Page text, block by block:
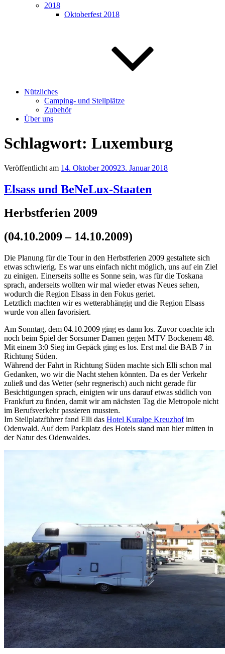
2018
Oktoberfest 2018
Nützliches
Camping- und Stellplätze
Zubehör
Über uns
Schlagwort: Luxemburg
Veröffentlicht am 14. Oktober 200923. Januar 2018
Elsass und BeNeLux-Staaten
Herbstferien 2009
(04.10.2009 – 14.10.2009)
Die Planung für die Tour in den Herbstferien 2009 gestaltete sich
etwas schwierig. Es war uns einfach nicht möglich, uns auf ein Ziel
zu einigen. Einerseits sollte es Sonne sein, was für die Toskana
sprach, anderseits wollten wir mal wieder etwas Neues sehen,
wodurch die Region Elsass in den Fokus geriet.
Letztlich machten wir es wetterabhängig und die Region Elsass
wurde von allen favorisiert.
Am Sonntag, dem 04.10.2009 ging es dann los. Zuvor coachte ich
noch beim Spiel der Sorsumer Damen gegen MTV Bockenem 48.
Mit einem 3:0 Sieg im Gepäck ging es los. Erst mal die BAB 7 in
Richtung Süden.
Während der Fahrt in Richtung Süden machte sich Elli schon mal
Gedanken, wo wir die Nacht stehen könnten. Da es der Verkehr
zuließ und das Wetter (sehr regnerisch) auch nicht gerade für
Besichtigungen sprach, einigten wir uns darauf etwas südlich von
Frankfurt zu finden, damit wir am nächsten Tag die Metropole nicht
im Berufsverkehr passieren mussten.
Im Stellplatzführer fand Elli das Hotel Kuralpe Kreuzhofim
Odenwald. Auf dem Parkplatz des Hotels stand man hier mitten in
der Natur des Odenwaldes.